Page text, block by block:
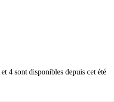
4 sont disponibles depuis cet été